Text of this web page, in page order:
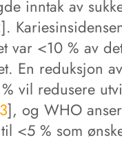
inntak av
].
var <10 % av
En reduksjon
vil redusere
], og WHO
<5 % som